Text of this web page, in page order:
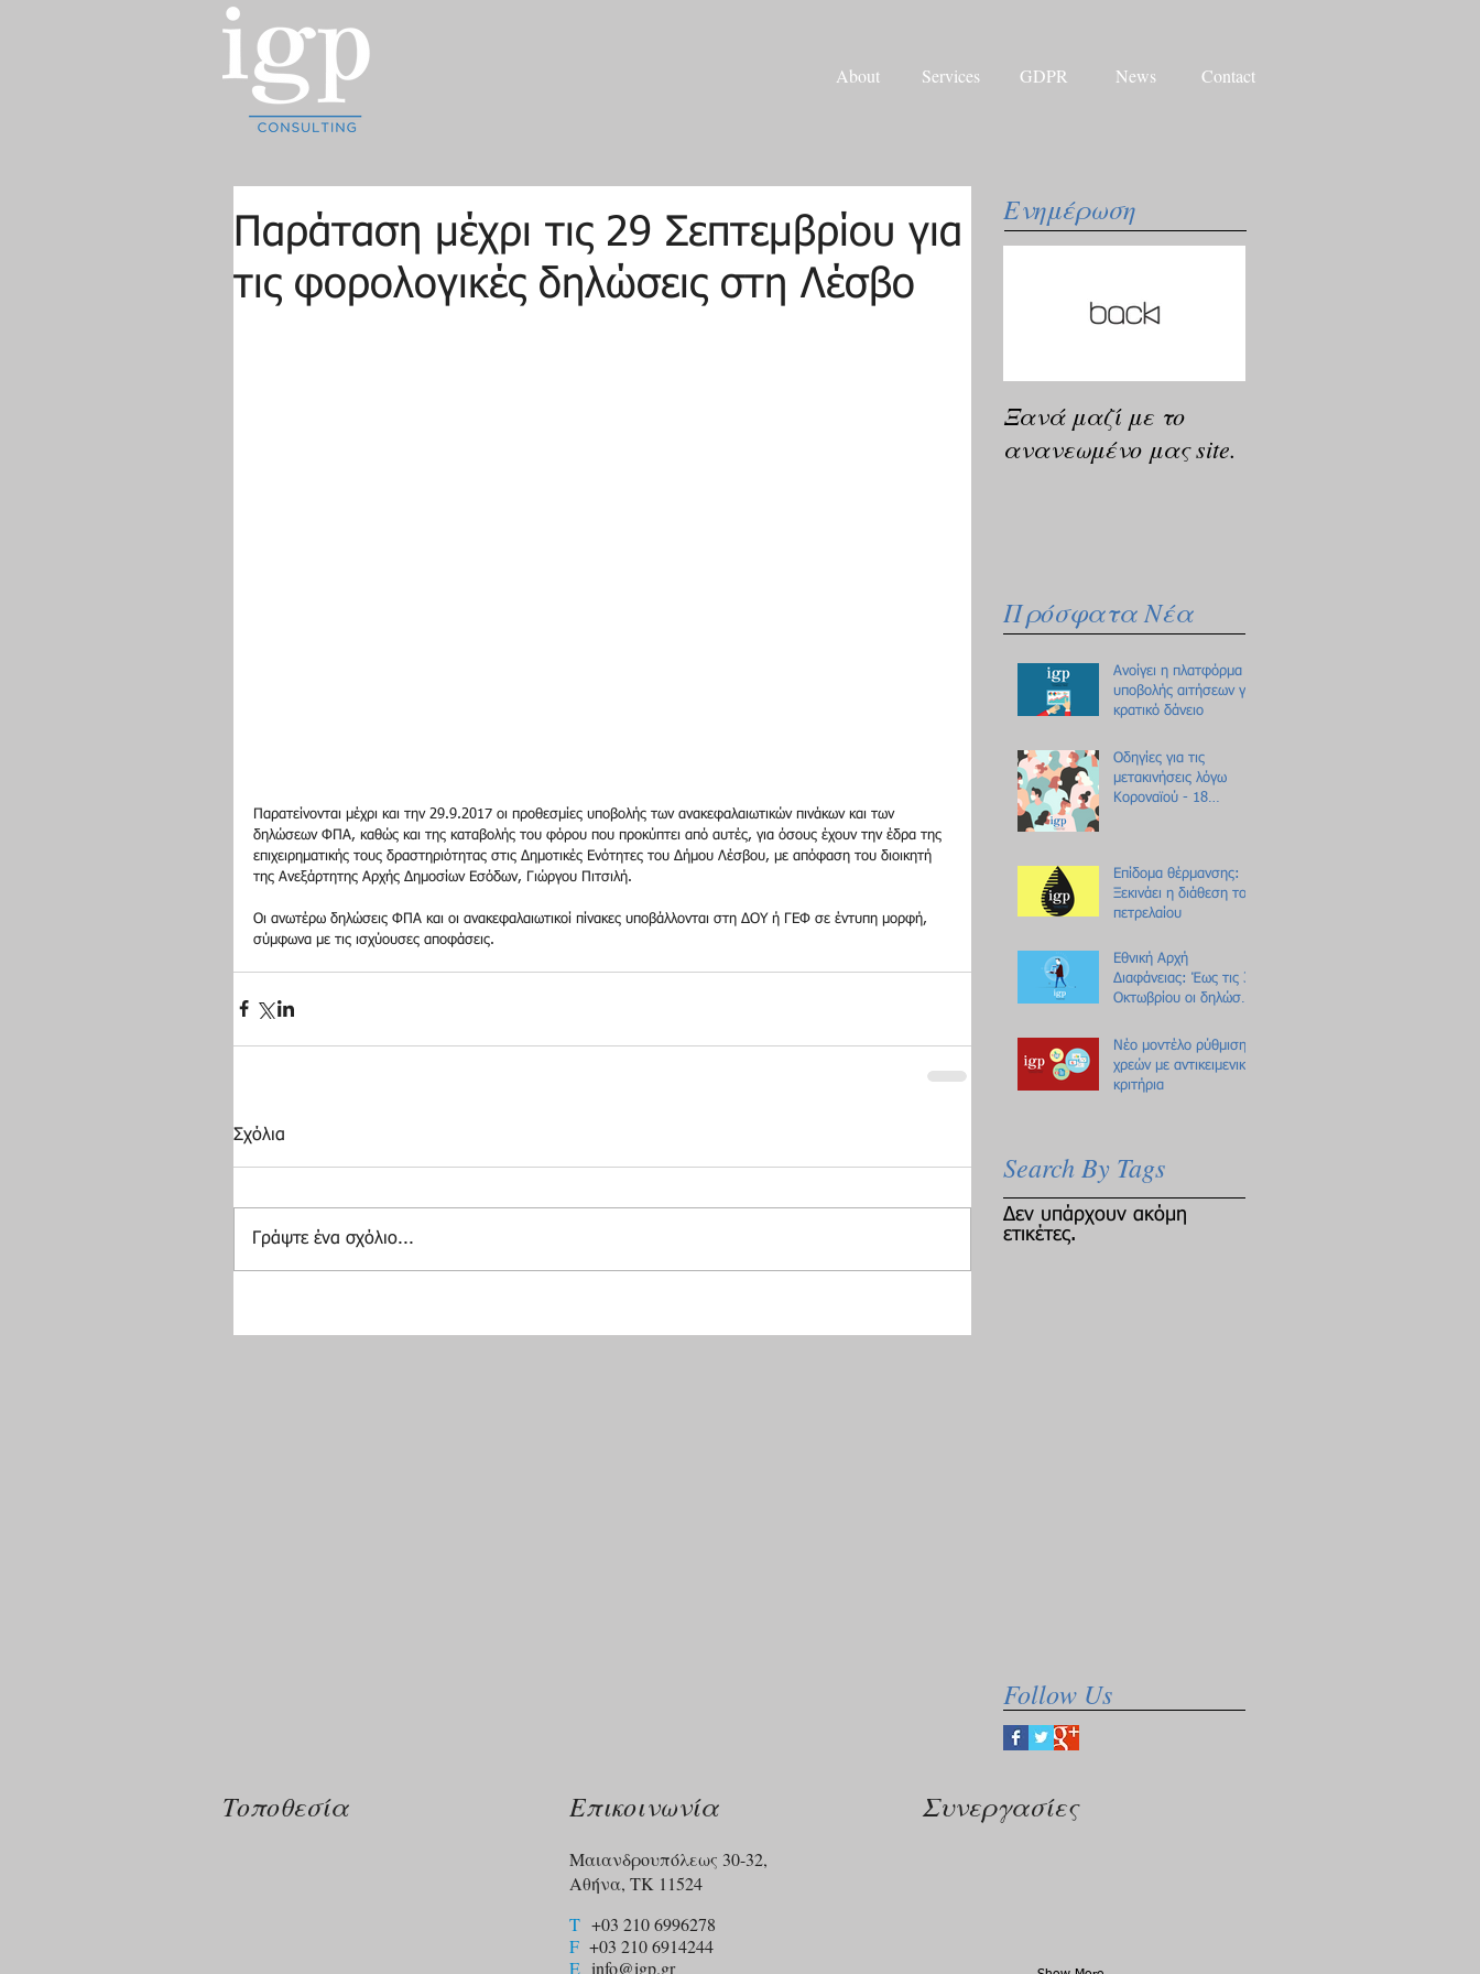
Παράταση μέχρι τις 29 Σεπτεμβρίου για
τις φορολογικές δηλώσεις στη Λέσβο
Παρατείνονται μέχρι και την 29.9.2017 οι προθεσμίες υποβολής των ανακεφαλαιωτικών πινάκων και των
δηλώσεων ΦΠΑ, καθώς και της καταβολής του φόρου που προκύπτει από αυτές, για όσους έχουν την έδρα της
επιχειρηματικής τους δραστηριότητας στις Δημοτικές Ενότητες του Δήμου Λέσβου, με απόφαση του διοικητή
της Ανεξάρτητης Αρχής Δημοσίων Εσόδων, Γιώργου Πιτσιλή.
Οι ανωτέρω δηλώσεις ΦΠΑ και οι ανακεφαλαιωτικοί πίνακες υποβάλλονται στη ΔΟΥ ή ΓΕΦ σε έντυπη μορφή,
σύμφωνα με τις ισχύουσες αποφάσεις.
Σχόλια
Γράψτε ένα σχόλιο...
Ενημέρωση
Ξανά μαζί με το
ανανεωμένο μας site.
Πρόσφατα Νέα
Ανοίγει η πλατφόρμα
υποβολής αιτήσεων για
κρατικό δάνειο
Οδηγίες για τις
μετακινήσεις λόγω
Κοροναϊού - 18
Επίδομα θέρμανσης:
Ξεκινάει η διάθεση του
πετρελαίου
Εθνική Αρχή
Διαφάνειας: Έως τις 31
Οκτωβρίου οι δηλώσεις
Νέο μοντέλο ρύθμισης
χρεών με αντικειμενικά
κριτήρια
Search By Tags
Δεν υπάρχουν ακόμη
ετικέτες.
Follow Us
About Services GDPR News Contact
Τοποθεσία Επικοινωνία
Μαιανδρουπόλεως 30-32,
Αθήνα, ΤΚ 11524
T +03 210 6996278
F +03 210 6914244​
E info@igp.gr
Συνεργασίες